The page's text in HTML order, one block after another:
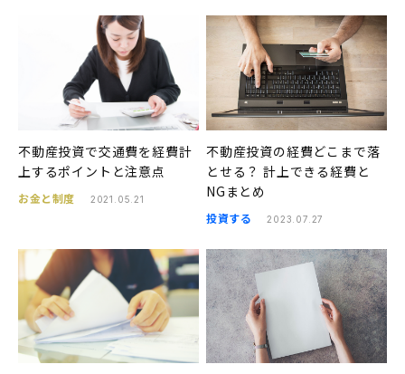
不動産投資で交通費を経費計
上するポイントと注意点
お金と制度 2021.05.21
不動産投資の経費どこまで落
とせる？ 計上できる経費と
NGまとめ
投資する 2023.07.27